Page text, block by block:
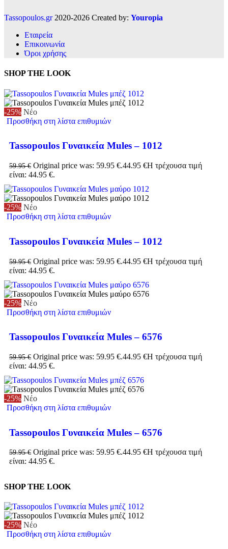
Tassopoulos.gr2020-2026 Created by: Youropia
Εταιρεία
Επικοινωνία
Όροι χρήσης
SHOP THE LOOK
-25% Νέο
Προσθήκη στη λίστα επιθυμιών
Tassopoulos Γυναικεία Mules – 1012
59.95€ Original price was: 59.95 €.44.95 €Η τρέχουσα τιμή
είναι: 44.95 €.
-25% Νέο
Προσθήκη στη λίστα επιθυμιών
Tassopoulos Γυναικεία Mules – 1012
59.95€ Original price was: 59.95 €.44.95 €Η τρέχουσα τιμή
είναι: 44.95 €.
-25% Νέο
Προσθήκη στη λίστα επιθυμιών
Tassopoulos Γυναικεία Mules – 6576
59.95€ Original price was: 59.95 €.44.95 €Η τρέχουσα τιμή
είναι: 44.95 €.
-25% Νέο
Προσθήκη στη λίστα επιθυμιών
Tassopoulos Γυναικεία Mules – 6576
59.95€ Original price was: 59.95 €.44.95 €Η τρέχουσα τιμή
είναι: 44.95 €.
SHOP THE LOOK
-25% Νέο
Προσθήκη στη λίστα επιθυμιών